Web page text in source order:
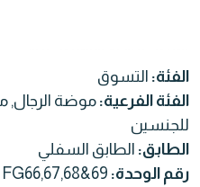
الفئة: التسوق
الفئة الفرعية: موضة
للجنسين
الطابق: الطابق السفلي
رقم الوحدة: FG66,67,68&69